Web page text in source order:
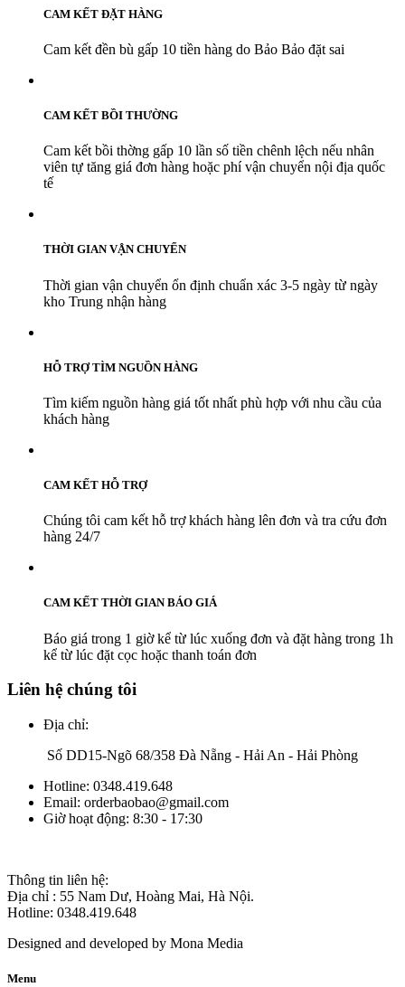
CAM KẾT ĐẶT HÀNG
Cam kết đền bù gấp 10 tiền hàng do Bảo Bảo đặt sai
CAM KẾT BỒI THƯỜNG
Cam kết bồi thờng gấp 10 lần số tiền chênh lệch nếu nhân
viên tự tăng giá đơn hàng hoặc phí vận chuyển nội địa quốc
tế
THỜI GIAN VẬN CHUYỂN
Thời gian vận chuyển ổn định chuẩn xác 3-5 ngày từ ngày
kho Trung nhận hàng
HỖ TRỢ TÌM NGUỒN HÀNG
Tìm kiếm nguồn hàng giá tốt nhất phù hợp với nhu cầu của
khách hàng
CAM KẾT HỖ TRỢ
Chúng tôi cam kết hỗ trợ khách hàng lên đơn và tra cứu đơn
hàng 24/7
CAM KẾT THỜI GIAN BÁO GIÁ
Báo giá trong 1 giờ kể từ lúc xuống đơn và đặt hàng trong 1h
kể từ lúc đặt cọc hoặc thanh toán đơn
Liên hệ chúng tôi
Địa chỉ:
Số DD15-Ngõ 68/358 Đà Nẵng - Hải An - Hải Phòng
Hotline: 0348.419.648
Email: orderbaobao@gmail.com
Giờ hoạt động: 8:30 - 17:30
Thông tin liên hệ:
Địa chỉ : 55 Nam Dư, Hoàng Mai, Hà Nội.
Hotline: 0348.419.648
Designed and developed by Mona Media
Menu